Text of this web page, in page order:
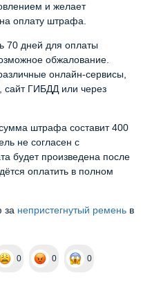
и желает
на оплату штрафа.
70 дней для оплаты
обжалование.
онлайн-сервисы,
сайт ГИБДД или через
штрафа составит 400
не согласен с
будет произведена после
оплатить в полном
за непристегнутый ремень в
0 0 0